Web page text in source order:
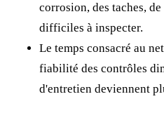
corrosion, des taches,
difficiles à inspecter.
Le temps consacré au
fiabilité des contrôles
d'entretien deviennent